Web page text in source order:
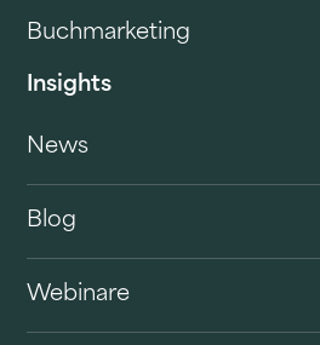
Buchmarketing
Insights
News
Blog
Webinare